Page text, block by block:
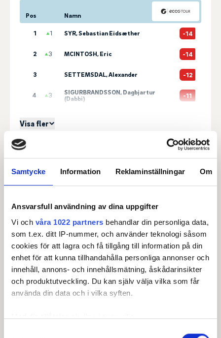
Samtycke Information Reklaminställningar Om
Ansvarsfull användning av dina uppgifter
Vi och våra 1022 partners behandlar din personliga data,
som t.ex. ditt IP-nummer, och använder teknologi såsom
cookies för att lagra och få tillgång till information på din
enhet för att kunna tillhandahålla personliga annonser och
innehåll, annons- och innehållsmätning, åskådarinsikter
och produktutveckling. Du kan själv välja vilka som får
använda din data och i vilka syften.
Med din tillåtelse skulle vi även vilja:
Pos Namn
1 1 SYR, Sebastian Eidsæther -14
2 3 MCINTOSH, Eric -14
3 SETTEMSDAL, Alexander -12
4 3
SIGURBRANDSSON, Dagbjartur
(Dabbi)
-11
Visa fler
Se full leaderboard
Huvudpartner